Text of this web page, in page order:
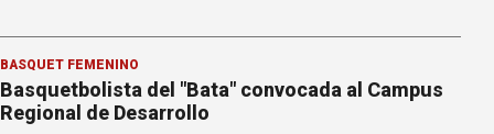
BÁSQUET FEMENINO
Basquetbolista del "Bata" convocada al Campus
Regional de Desarrollo